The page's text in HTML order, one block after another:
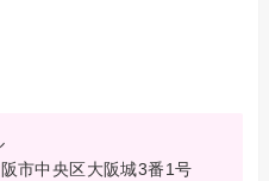
市中央区大阪城3番1号